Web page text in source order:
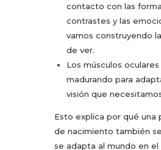
contacto con las
contrastes y las
vamos construyendo
de ver.
Los músculos oculares
madurando para
visión que
Esto explica por qué una
de nacimiento también
se adapta al mundo en el